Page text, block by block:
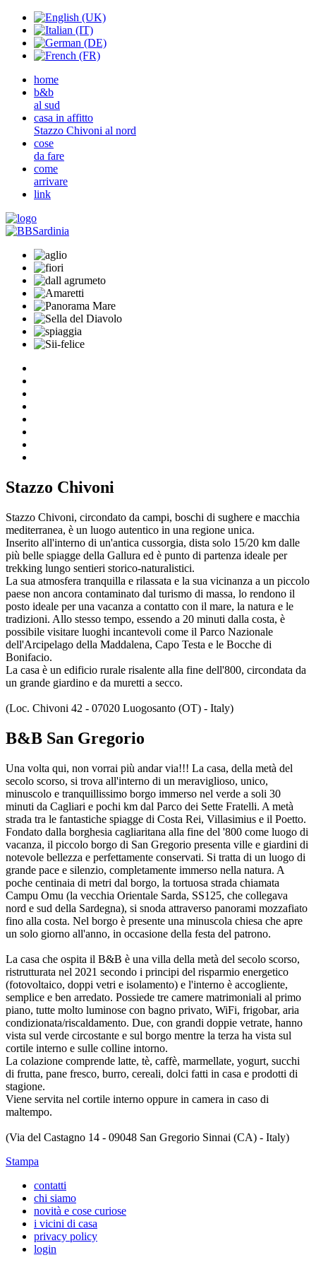
home
b&b
al sud
casa in affitto
Stazzo Chivoni al nord
cose
da fare
come
arrivare
link
Stazzo Chivoni
Stazzo Chivoni, circondato da campi, boschi di sughere e macchia
mediterranea, è un luogo autentico in una regione unica.
Inserito all'interno di un'antica cussorgia, dista solo 15/20 km dalle
più belle spiagge della Gallura ed è punto di partenza ideale per
trekking lungo sentieri storico-naturalistici.
La sua atmosfera tranquilla e rilassata e la sua vicinanza a un piccolo
paese non ancora contaminato dal turismo di massa, lo rendono il
posto ideale per una vacanza a contatto con il mare, la natura e le
tradizioni. Allo stesso tempo, essendo a 20 minuti dalla costa, è
possibile visitare luoghi incantevoli come il Parco Nazionale
dell'Arcipelago della Maddalena, Capo Testa e le Bocche di
Bonifacio.
La casa è un edificio rurale risalente alla fine dell'800, circondata da
un grande giardino e da muretti a secco.
(Loc. Chivoni 42 - 07020 Luogosanto (OT) - Italy)
B&B San Gregorio
Una volta qui, non vorrai più andar via!!! La casa, della metà del
secolo scorso, si trova all'interno di un meraviglioso, unico,
minuscolo e tranquillissimo borgo immerso nel verde a soli 30
minuti da Cagliari e pochi km dal Parco dei Sette Fratelli. A metà
strada tra le fantastiche spiagge di Costa Rei, Villasimius e il Poetto.
Fondato dalla borghesia cagliaritana alla fine del '800 come luogo di
vacanza, il piccolo borgo di San Gregorio presenta ville e giardini di
notevole bellezza e perfettamente conservati. Si tratta di un luogo di
grande pace e silenzio, completamente immerso nella natura. A
poche centinaia di metri dal borgo, la tortuosa strada chiamata
Campu Omu (la vecchia Orientale Sarda, SS125, che collegava
nord e sud della Sardegna), si snoda attraverso panorami mozzafiato
fino alla costa. Nel borgo è presente una minuscola chiesa che apre
un solo giorno all'anno, in occasione della festa del patrono.
La casa che ospita il B&B è una villa della metà del secolo scorso,
ristrutturata nel 2021 secondo i principi del risparmio energetico
(fotovoltaico, doppi vetri e isolamento) e l'interno è accogliente,
semplice e ben arredato. Possiede tre camere matrimoniali al primo
piano, tutte molto luminose con bagno privato, WiFi, frigobar, aria
condizionata/riscaldamento. Due, con grandi doppie vetrate, hanno
vista sul verde circostante e sul borgo mentre la terza ha vista sul
cortile interno e sulle colline intorno.
La colazione comprende latte, tè, caffè, marmellate, yogurt, succhi
di frutta, pane fresco, burro, cereali, dolci fatti in casa e prodotti di
stagione.
Viene servita nel cortile interno oppure in camera in caso di
maltempo.
(Via del Castagno 14 - 09048 San Gregorio Sinnai (CA) - Italy)
Stampa
contatti
chi siamo
novità e cose curiose
i vicini di casa
privacy policy
login